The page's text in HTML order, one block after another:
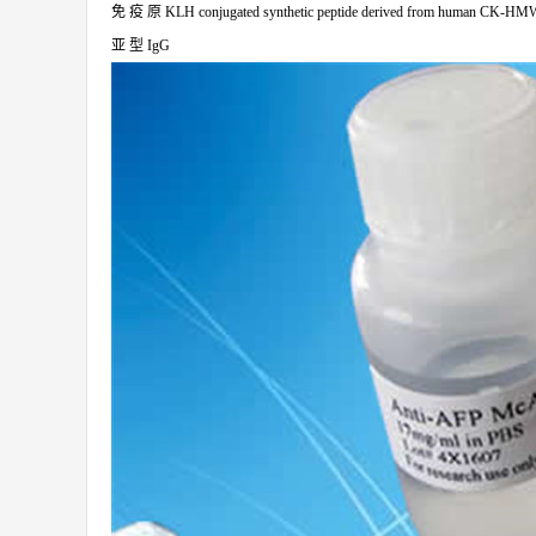
免 疫 原 KLH conjugated synthetic peptide derived from human CK-
亚 型 IgG